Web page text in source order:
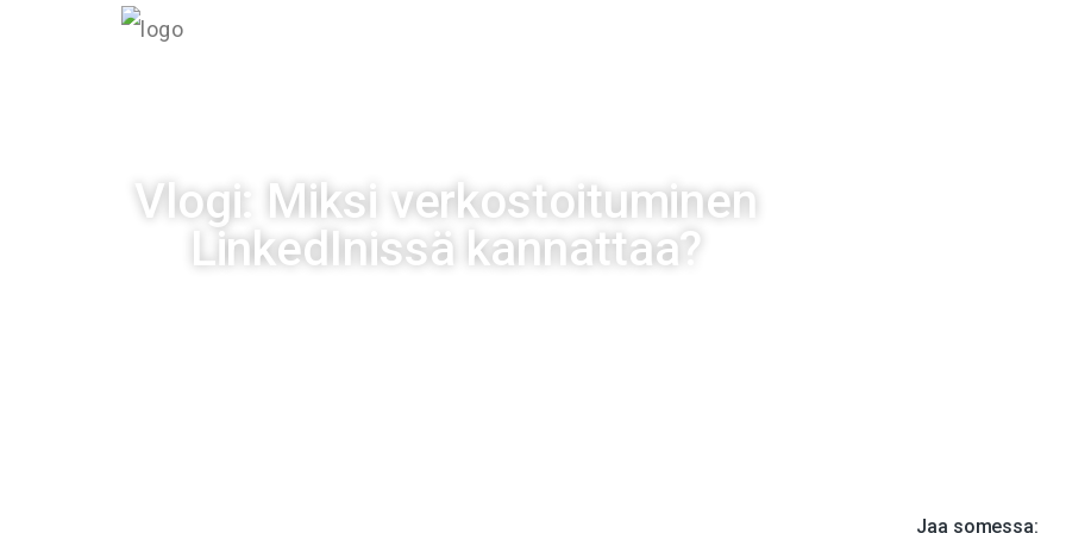
Vlogi: Miksi verkostoituminen
LinkedInissä kannattaa?
Jaa somessa: